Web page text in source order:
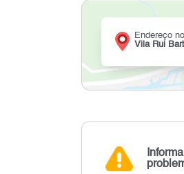
Endereço
Vila Rui